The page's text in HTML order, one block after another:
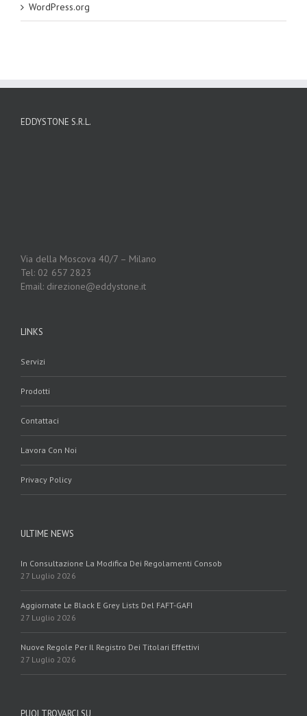
WordPress.org
EDDYSTONE S.R.L.
Via della Moscova 40/7 – Milano
Tel: 02 657 2823
Email: direzione@eddystone.it
LINKS
Servizi
Prodotti
Contattaci
Lavora Con Noi
Privacy Policy
ULTIME NEWS
In Consultazione La Modifica Dei Regolamenti Consob
27 Luglio 2026
Aggiornate Le Black E Grey Lists Del FAFT-GAFI
27 Luglio 2026
Nuove Regole Per Il Registro Dei Titolari Effettivi
27 Luglio 2026
PUOI TROVARCI SU